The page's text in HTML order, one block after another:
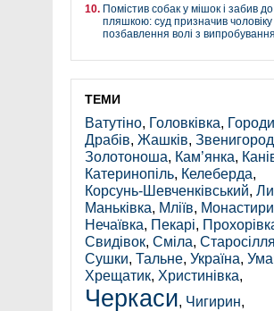
Помістив собак у мішок і забив
пляшкою: суд призначив чоловіку
позбавлення волі з
ТЕМИ
Ватутіно, Головківка,
Драбів, Жашків,
Золотоноша, Кам’янка,
Катеринопіль, Келеберда,
Корсунь-Шевченківський,
Маньківка, Мліїв,
Нечаївка, Пекарі,
Свидівок, Сміла, Старосілля
Сушки, Тальне, Україна,
Хрещатик, Христинівка,
Черкаси, Чигирин,